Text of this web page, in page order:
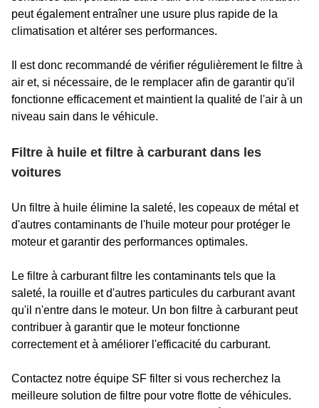
peut également entraîner une usure plus rapide de la
climatisation et altérer ses performances.
Il est donc recommandé de vérifier régulièrement le filtre à
air et, si nécessaire, de le remplacer afin de garantir qu'il
fonctionne efficacement et maintient la qualité de l'air à un
niveau sain dans le véhicule.
Filtre à huile et filtre à carburant dans les
voitures
Un filtre à huile élimine la saleté, les copeaux de métal et
d'autres contaminants de l'huile moteur pour protéger le
moteur et garantir des performances optimales.
Le filtre à carburant filtre les contaminants tels que la
saleté, la rouille et d'autres particules du carburant avant
qu'il n'entre dans le moteur. Un bon filtre à carburant peut
contribuer à garantir que le moteur fonctionne
correctement et à améliorer l'efficacité du carburant.
Contactez notre équipe SF filter si vous recherchez la
meilleure solution de filtre pour votre flotte de véhicules.